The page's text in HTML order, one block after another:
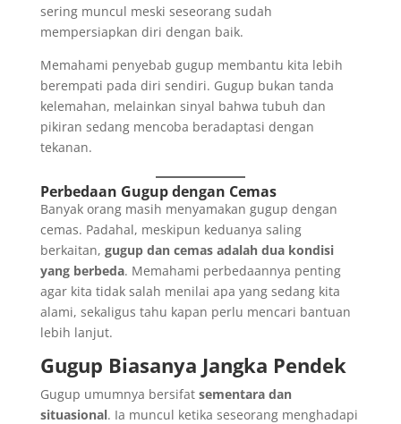
sering muncul meski seseorang sudah
mempersiapkan diri dengan baik.
Memahami penyebab gugup membantu kita lebih
berempati pada diri sendiri. Gugup bukan tanda
kelemahan, melainkan sinyal bahwa tubuh dan
pikiran sedang mencoba beradaptasi dengan
tekanan.
Perbedaan Gugup dengan Cemas
Banyak orang masih menyamakan gugup dengan
cemas. Padahal, meskipun keduanya saling
berkaitan, gugup dan cemas adalah dua kondisi
yang berbeda. Memahami perbedaannya penting
agar kita tidak salah menilai apa yang sedang kita
alami, sekaligus tahu kapan perlu mencari bantuan
lebih lanjut.
Gugup Biasanya Jangka Pendek
Gugup umumnya bersifat sementara dan
situasional. Ia muncul ketika seseorang menghadapi